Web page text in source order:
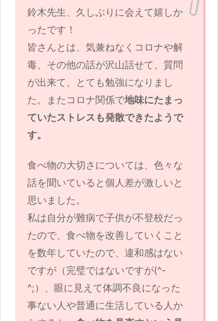
鈴木先生、久しぶりに会えて嬉しか
ったです！
皆さんとは、気兼ねなくコロナや解
毒、その他の話が沢山話せて、質問
が出来て、とても勉強になりまし
た。またコロナ関係で地味にたまっ
ていたストレスも発散できたようで
す。
食べ物の大切さについては、色々な
話を聞いていると個人差が激しいと
思いました。
私は自分が難病で子供が不登校だっ
たので、食べ物を改善していくこと
を数年していたので、違和感はない
ですが（完璧ではないですが(^-
^;）、眼に見えて体調不良になった
事ない人や普通に生活している人か